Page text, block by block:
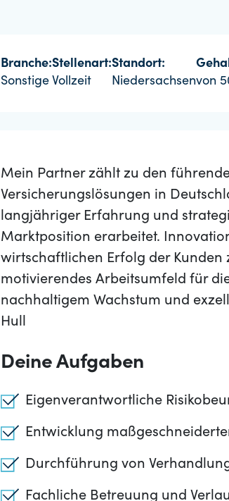
Branche:
Sonstige
Stellenart:
Vollzeit
Standort:
Niedersachsenvon
Mein Partner zählt zu den
Versicherungslösungen in
langjähriger Erfahrung und
Marktposition erarbeitet.
wirtschaftlichen Erfolg der Kunden
motivierendes Arbeitsumfeld für
nachhaltigem Wachstum und
Hull
Deine Aufgaben
Eigenverantwortliche
Entwicklung
Durchführung von
Fachliche Betreuung und